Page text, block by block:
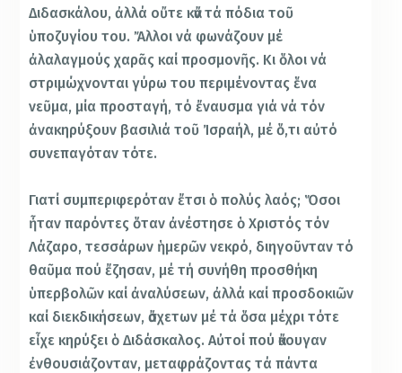
Διδασκάλου, ἀλλά οὔτε κἄν τά πόδια τοῦ
ὑποζυγίου του. Ἄλλοι νά φωνάζουν μέ
ἀλαλαγμούς χαρᾶς καί προσμονῆς. Κι ὅλοι νά
στριμώχνονται γύρω του περιμένοντας ἕνα
νεῦμα, μία προσταγή, τό ἔναυσμα γιά νά τόν
ἀνακηρύξουν βασιλιά τοῦ Ἰσραήλ, μέ ὅ,τι αὐτό
συνεπαγόταν τότε.
Γιατί συμπεριφερόταν ἔτσι ὁ πολύς λαός; Ὅσοι
ἦταν παρόντες ὅταν ἀνέστησε ὁ Χριστός τόν
Λάζαρο, τεσσάρων ἡμερῶν νεκρό, διηγοῦνταν τό
θαῦμα πού ἔζησαν, μέ τή συνήθη προσθήκη
ὑπερβολῶν καί ἀναλύσεων, ἀλλά καί προσδοκιῶν
καί διεκδικήσεων, ἄσχετων μέ τά ὅσα μέχρι τότε
εἶχε κηρύξει ὁ Διδάσκαλος. Αὐτοί πού ἄκουγαν
ἐνθουσιάζονταν, μεταφράζοντας τά πάντα